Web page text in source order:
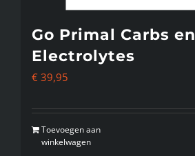
Go Primal Carbs en
Electrolytes
€ 39,95
Toevoegen aan
winkelwagen